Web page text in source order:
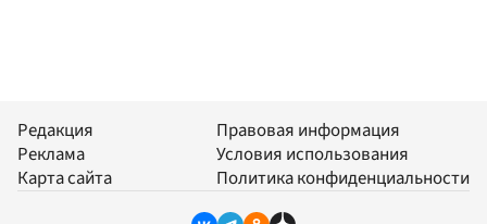
Редакция
Реклама
Карта сайта
Правовая информация
Условия использования
Политика конфиденциальности